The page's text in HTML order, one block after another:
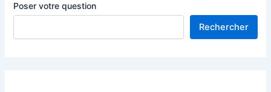
Poser votre question
Rechercher